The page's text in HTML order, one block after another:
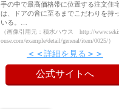
手の中で最高価格帯に位置する注文住
は、ドアの音に至るまでこだわりを持
いる。…
（画像引用元：積水ハウス http://
ouse.com/example/detail/general/item/0025/）
詳細を見る
公式サイトへ